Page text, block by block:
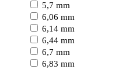
5,7 mm
6,06 mm
6,14 mm
6,44 mm
6,7 mm
6,83 mm